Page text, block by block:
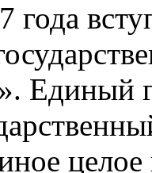
года
Единый